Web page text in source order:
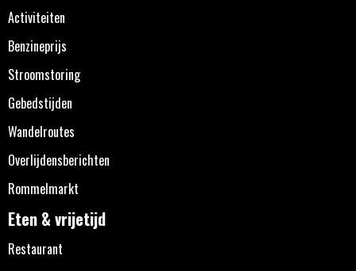
Activiteiten
Benzineprijs
Stroomstoring
Gebedstijden
Wandelroutes
Overlijdensberichten
Rommelmarkt
Eten & vrijetijd
Restaurant